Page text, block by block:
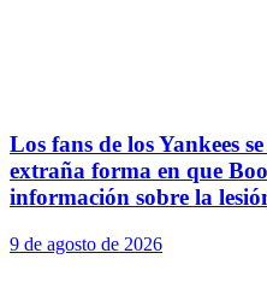
Los fans de los Yankees
extraña forma en que
información sobre la
9 de agosto de 2026